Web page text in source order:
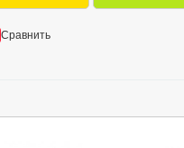
Сравнить